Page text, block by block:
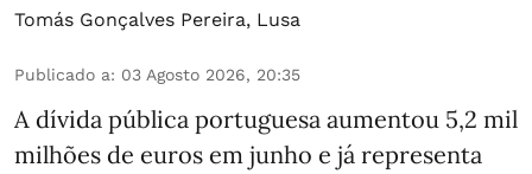
Tomás Gonçalves Pereira, Lusa
Publicado a: 03 Agosto 2026, 20:35
A dívida pública portuguesa aumentou 5,2 mil
milhões de euros em junho e já representa